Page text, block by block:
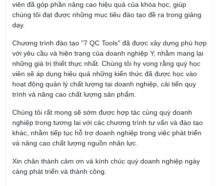
viên đã góp phần nâng cao hiệu quả của khóa học, giúp
chúng tôi đạt được những mục tiêu đào tạo đề ra trong giảng
dạy.
Chương trình đào tạo "7 QC Tools" đã được xây dựng phù hợp
với yêu cầu và hiện trạng của doanh nghiệp Y, nhằm mang lại
những giá trị thiết thực nhất. Chúng tôi hy vọng rằng quý học
viên sẽ áp dụng hiệu quả những kiến thức đã được học vào
hoạt động quản lý chất lượng tại doanh nghiệp, cải tiến quy
trình và nâng cao chất lượng sản phẩm.
Chúng tôi rất mong sẽ sớm được hợp tác cùng quý doanh
nghiệp trong tương lai với các chương trình tư vấn và đào tạo
khác, nhằm tiếp tục hỗ trợ doanh nghiệp trong việc phát triển
và nâng cao chất lượng nguồn nhân lực.
Xin chân thành cảm ơn và kính chúc quý doanh nghiệp ngày
càng phát triển và thành công.